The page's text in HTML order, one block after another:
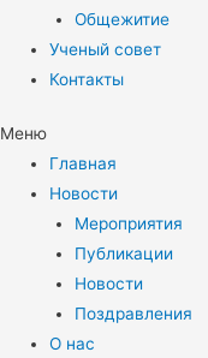
Общежитие
Ученый совет
Контакты
Меню
Главная
Новости
Мероприятия
Публикации
Новости
Поздравления
О нас